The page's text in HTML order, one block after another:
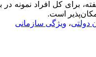
است.
دولتی، ویژگی سازمانی